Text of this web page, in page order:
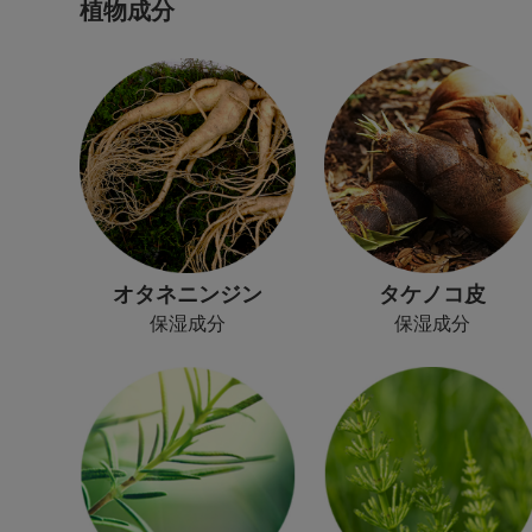
植物成分
オタネニンジン
保湿成分
タケノコ皮
保湿成分